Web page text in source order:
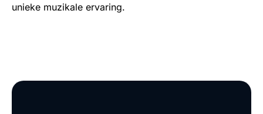
unieke muzikale ervaring.